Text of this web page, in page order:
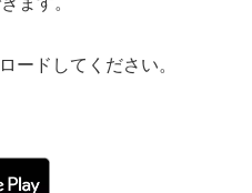
ードしてください。